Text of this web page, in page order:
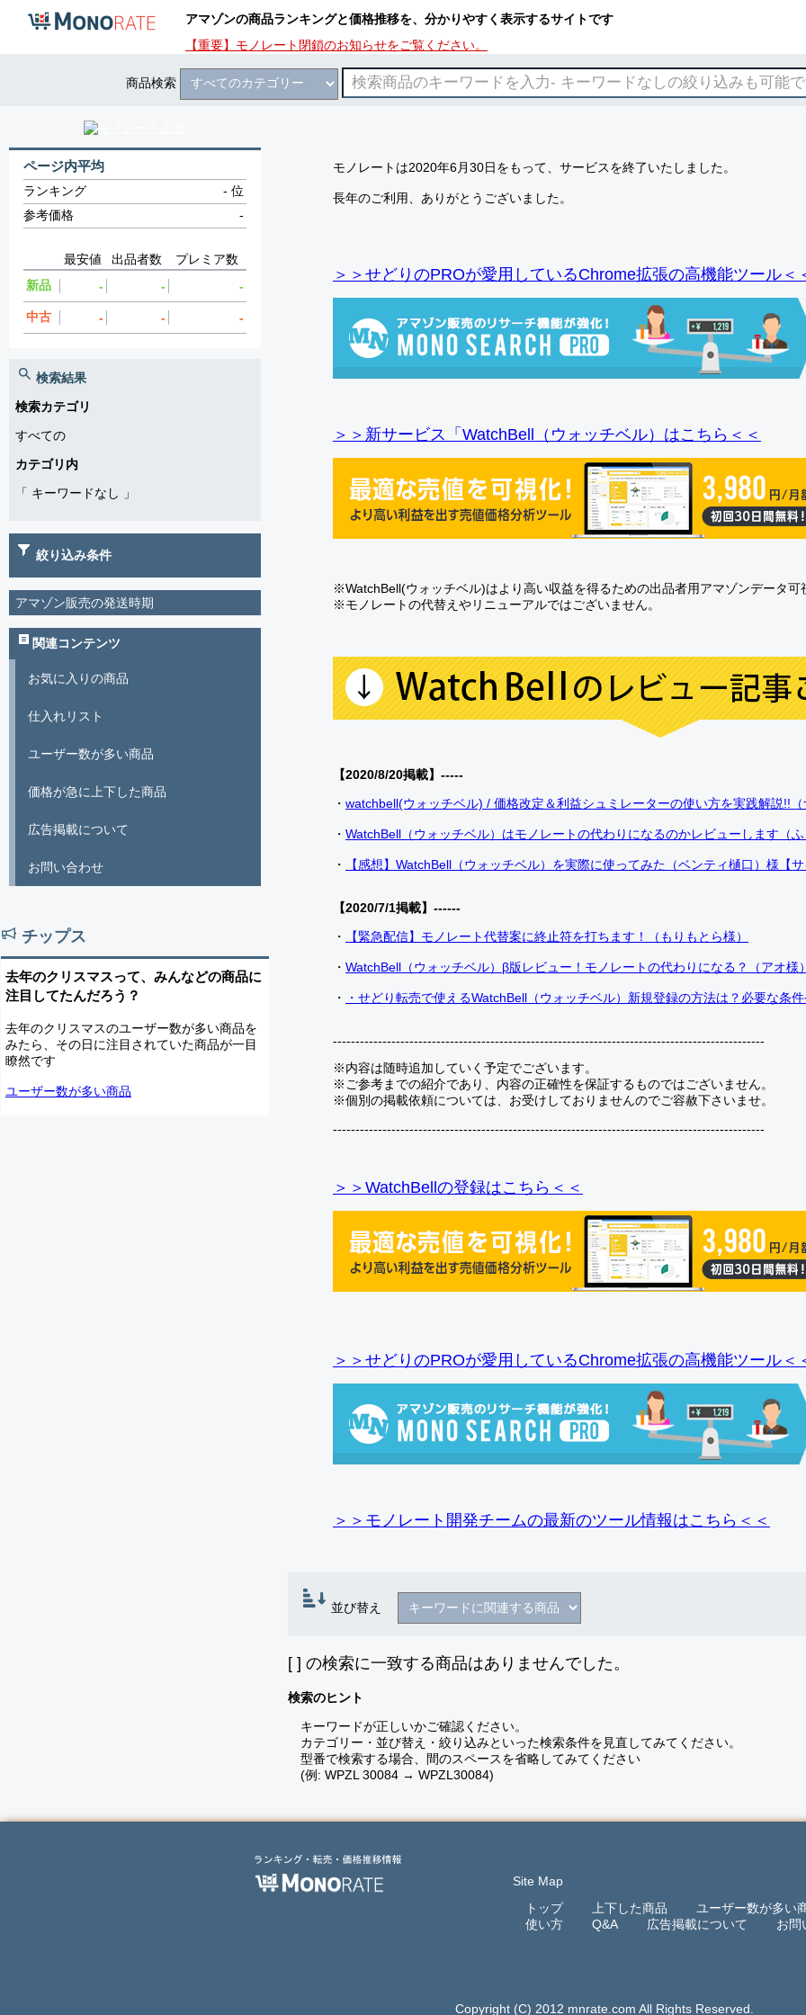
アマゾンの商品ランキングと価格推移を、分かりやすく表示するサイトです
【重要】モノレート閉鎖のお知らせをご覧ください。
商品検索
モノレートは2020年6月30日をもって、サービスを終了いたしました。
長年のご利用、ありがとうございました。
＞＞せどりのPROが愛用しているChrome拡張の高機能ツール＜
＞＞新サービス「WatchBell（ウォッチベル）はこちら＜＜
※WatchBell(ウォッチベル)はより高い収益を得るための出品者用アマゾンデータ可
※モノレートの代替えやリニューアルではございません。
【2020/8/20掲載】-----
・ watchbell(ウォッチベル) / 価格改定＆利益シュミレーターの使い方を実践解説!!
・ WatchBell（ウォッチベル）はモノレートの代わりになるのかレビューします（
・ 【感想】WatchBell（ウォッチベル）を実際に使ってみた（ベンティ樋口）様【
【2020/7/1掲載】------
・
【緊急配信】モノレート代替案に終止符を打ちます！（もりもとら様）
・ WatchBell（ウォッチベル）β版レビュー！モノレートの代わりになる？（アオ様
・ ・せどり転売で使えるWatchBell（ウォッチベル）新規登録の方法は？必要な条
------------------------------------------------------------------------------------------------
※内容は随時追加していく予定でございます。
※ご参考までの紹介であり、内容の正確性を保証するものではございません。
※個別の掲載依頼については、お受けしておりませんのでご容赦下さいませ。
------------------------------------------------------------------------------------------------
＞＞WatchBellの登録はこちら＜＜
＞＞せどりのPROが愛用しているChrome拡張の高機能ツール＜
＞＞モノレート開発チームの最新のツール情報はこちら＜＜
並び替え
[ ] の検索に一致する商品はありませんでした。
検索のヒント
キーワードが正しいかご確認ください。
カテゴリー・並び替え・絞り込みといった検索条件を見直してみてください。
型番で検索する場合、間のスペースを省略してみてください
(例: WPZL 30084 → WPZL30084)
ページ内平均
ランキング -位
参考価格
-
最安値 出品者数
プレミア数
新品
- - -
中古 - - -
検索結果
検索カテゴリ
すべての
カテゴリ内
「 キーワードなし 」
絞り込み条件
アマゾン販売の発送時期
関連コンテンツ
お気に入りの商品
仕入れリスト
ユーザー数が多い商品
価格が急に上下した商品
広告掲載について
お問い合わせ
チップス
去年のクリスマスって、みんなどの商品に
注目してたんだろう？
去年のクリスマスのユーザー数が多い商品を
みたら、その日に注目されていた商品が一目
瞭然です
ユーザー数が多い商品
Site Map
トップ
上下した商品
ユーザー数が多い
使い方
Q&A 広告掲載について お問
Copyright (C) 2012 mnrate.com All Rights Reserved.